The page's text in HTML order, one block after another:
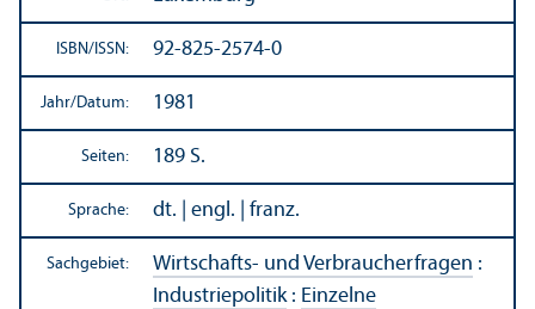
ISBN/ ISSN: 92-825-2574-0
Jahr/Datum: 1981
Seiten: 189 S.
Sprache: dt. | engl. | franz.
Sachgebiet: Wirtschafts- und Verbraucherfragen :
Industriepolitik: Einzelne